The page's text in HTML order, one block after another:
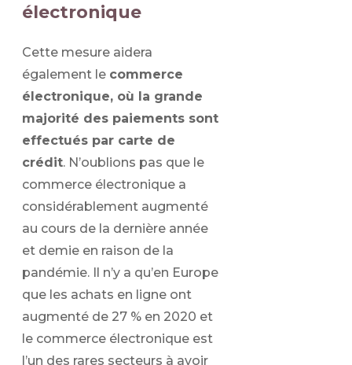
électronique
Cette mesure aidera
également le commerce
électronique, où la grande
majorité des paiements sont
effectués par carte de
crédit. N’oublions pas que le
commerce électronique a
considérablement augmenté
au cours de la dernière année
et demie en raison de la
pandémie. Il n’y a qu’en Europe
que les achats en ligne ont
augmenté de 27 % en 2020 et
le commerce électronique est
l’un des rares secteurs à avoir